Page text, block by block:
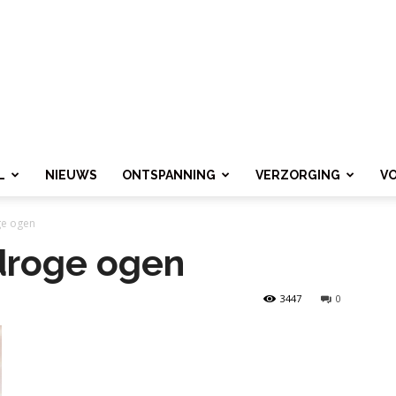
NIEUWS ONTSPANNING VERZORGING
ogen
ogen
0
3447